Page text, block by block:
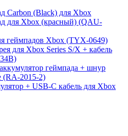
Carbon (Black) для Xbox
для Xbox (красный) (QAU-
геймпадов Xbox (TYX-0649)
для Xbox Series S/X + кабель
геймпада + шнур
(RA-2015-2)
+ USB-C кабель для Xbox